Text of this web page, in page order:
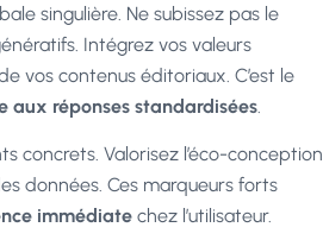
singulière. Ne subissez pas le
Intégrez vos valeurs
vos contenus éditoriaux. C’est le
aux réponses standardisées.
concrets. Valorisez l’éco-conception
données. Ces marqueurs forts
immédiate chez l’utilisateur.